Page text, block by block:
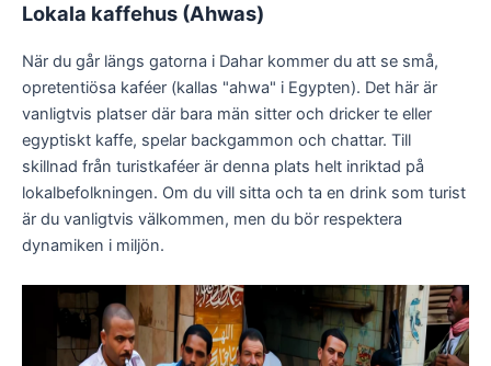
Lokala kaffehus (Ahwas)
När du går längs gatorna i Dahar kommer du att se små,
opretentiösa kaféer (kallas "ahwa" i Egypten). Det här är
vanligtvis platser där bara män sitter och dricker te eller
egyptiskt kaffe, spelar backgammon och chattar. Till
skillnad från turistkaféer är denna plats helt inriktad på
lokalbefolkningen. Om du vill sitta och ta en drink som turist
är du vanligtvis välkommen, men du bör respektera
dynamiken i miljön.